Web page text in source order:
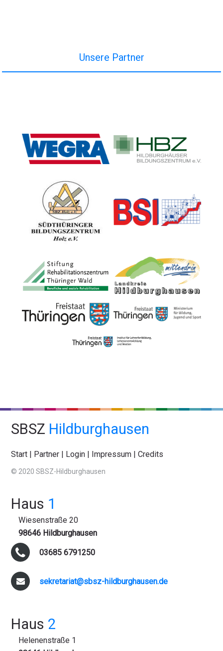
Unsere Partner
SBSZ Hildburghausen
Start Partner Login Impressum |Credits
© 2020 SBSZ-Hildburghausen
Haus 1
Wiesenstraße 20
98646 Hildburghausen
03685 6791250
sekretariat@sbsz-hildburghausen.de
Haus 2
Helenenstraße 1